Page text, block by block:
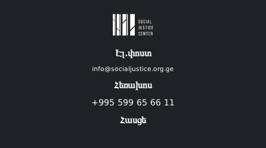
Էլ.փոստ
info@socialjustice.org.ge
Հեռախոս
+995 599 65 66 11
Հասցե